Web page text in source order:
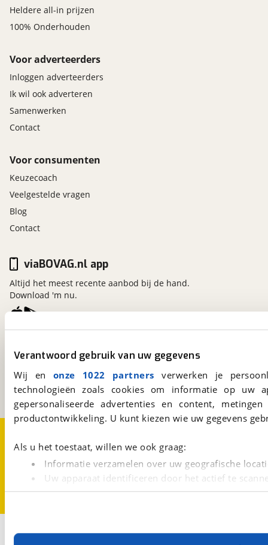
Verantwoord gebruik van uw gegevens
Wij en onze 1022 partners verwerken je
technologieën zoals cookies om informatie op
gepersonaliseerde advertenties en content,
productontwikkeling. U kunt kiezen wie uw gegevens
Als u het toestaat, willen we ook graag:
Informatie verzamelen over uw geografische
Uw apparaat identificeren door het actief te
Lees meer over hoe uw persoonlijke gegevens worden
Met cookies en vergelijkbare technieken zorgen we
Heldere all-in prijzen
100% Onderhouden
Voor adverteerders
Inloggen adverteerders
Ik wil ook adverteren
Samenwerken
Contact
Voor consumenten
Keuzecoach
Veelgestelde vragen
Blog
Contact
Kosterijland15
Een initiatief van
BOVAG
viaBOVAG.nl app
Altijd het meest recente aanbod bij de hand.
Download 'm nu.
CookievoorkeurenVacatures